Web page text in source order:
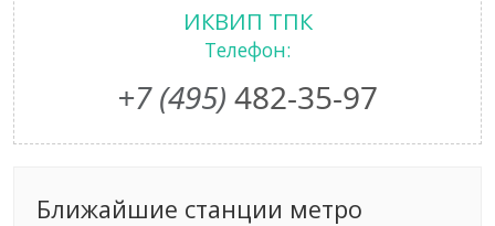
ИКВИП ТПК
Телефон:
+7 (495) 482-35-97
Ближайшие станции метро